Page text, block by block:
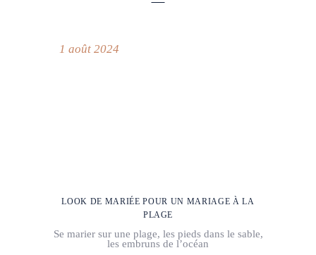
1 août 2024
LOOK DE MARIÉE POUR UN MARIAGE À LA
PLAGE
Se marier sur une plage, les pieds dans le sable,
les embruns de l’océan